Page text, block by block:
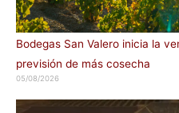
Bodegas San Valero inicia la
previsión de más cosecha
05/08/2026